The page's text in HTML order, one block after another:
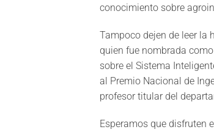
conocimiento sobre
Tampoco dejen de leer la
quien fue nombrada
sobre el Sistema
al Premio Nacional de
profesor titular del
Esperamos que disfruten